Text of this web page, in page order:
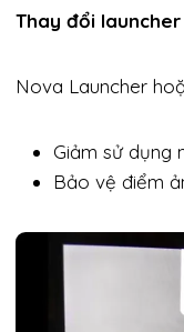
Thay đổi
Nova Launcher
Giảm sử dụng
Bảo vệ điểm